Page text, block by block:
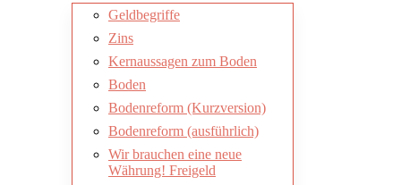
Geldbegriffe
Zins
Kernaussagen zum Boden
Boden
Bodenreform (Kurzversion)
Bodenreform (ausführlich)
Wir brauchen eine neue
Währung! Freigeld